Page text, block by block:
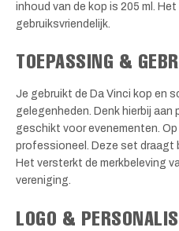
inhoud van de kop is 205 ml.
gebruiksvriendelijk.
TOEPASSING &
Je gebruikt de Da Vinci kop en
gelegenheden. Denk hierbij
geschikt voor evenementen.
professioneel. Deze set draagt
Het versterkt de merkbeleving
vereniging.
LOGO &